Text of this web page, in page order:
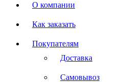
О компании
Как заказать
Покупателям
Доставка
Самовывоз